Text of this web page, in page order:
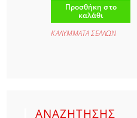
Προσθήκη στο
καλάθι
ΚΑΛΥΜΜΑΤΑ ΣΕΛΛΩΝ
ΑΝΑΖΗΤΗΣΗΣ